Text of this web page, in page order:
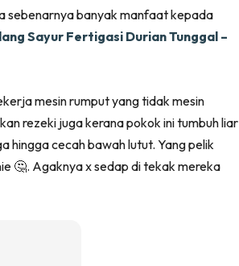
Selebriti
(Twitter)
sebenarnya banyak manfaat kepada
Sayur Fertigasi Durian Tunggal –
mesin rumput yang tidak mesin
rezeki juga kerana pokok ini tumbuh liar
hingga cecah bawah lutut. Yang pelik
🤔. Agaknya x sedap di tekak mereka